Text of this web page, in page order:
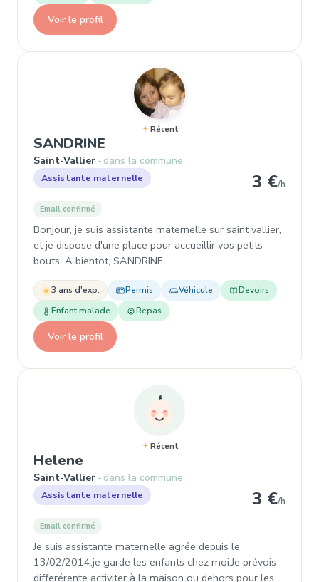
Voir le profil
Récent
SANDRINE
Saint-Vallier dans la commune
Assistante maternelle 3 €/h
Email confirmé
Bonjour, je suis assistante maternelle sur saint vallier,
et je dispose d'une place pour accueillir vos petits
bouts. A bientot, SANDRINE
3 ans d'exp. Permis Véhicule
Devoirs
Enfant malade
Repas
Voir le profil
Récent
Helene
Saint-Vallier dans la commune
Assistante maternelle 3 €/h
Email confirmé
Je suis assistante maternelle agrée depuis le
13/02/2014,je garde les enfants chez moi.Je prévois
differérente activiter à la maison ou dehors pour les